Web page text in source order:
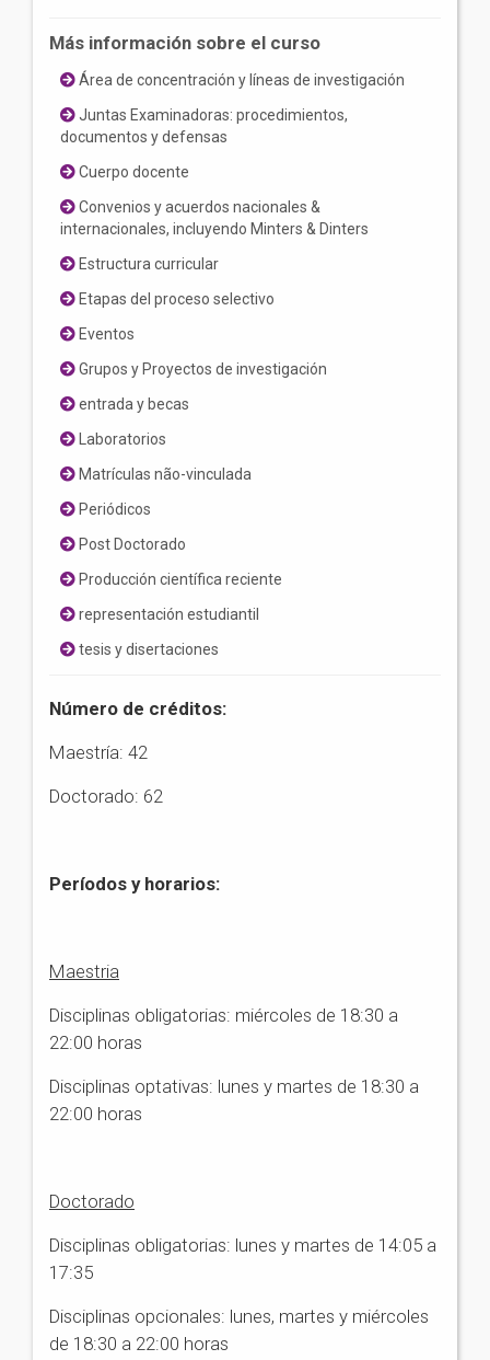
Más información sobre el curso
Área de concentración y líneas de investigación
Juntas Examinadoras: procedimientos,
documentos y defensas
Cuerpo docente
Convenios y acuerdos nacionales &
internacionales, incluyendo Minters & Dinters
Estructura curricular
Etapas del proceso selectivo
Eventos
Grupos y Proyectos de investigación
entrada y becas
Laboratorios
Matrículas não-vinculada
Periódicos
Post Doctorado
Producción científica reciente
representación estudiantil
tesis y disertaciones
Número de créditos:
Maestría: 42
Doctorado: 62
Períodos y horarios:
Maestria
Disciplinas obligatorias: miércoles de 18:30 a
22:00 horas
Disciplinas optativas: lunes y martes de 18:30 a
22:00 horas
Doctorado
Disciplinas obligatorias: lunes y martes de 14:05 a
17:35
Disciplinas opcionales: lunes, martes y miércoles
de 18:30 a 22:00 horas